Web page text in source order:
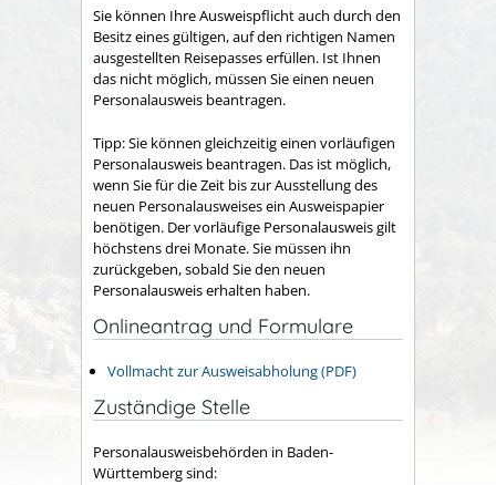
Sie können Ihre Ausweispflicht auch durch den
Besitz eines gültigen, auf den richtigen Namen
ausgestellten Reisepasses erfüllen. Ist Ihnen
das nicht möglich, müssen Sie einen neuen
Personalausweis beantragen.
Tipp:Sie können gleichzeitig einen vorläufigen
Personalausweis beantragen. Das ist möglich,
wenn Sie für die Zeit bis zur Ausstellung des
neuen Personalausweises ein Ausweispapier
benötigen. Der vorläufige Personalausweis gilt
höchstens drei Monate. Sie müssen ihn
zurückgeben, sobald Sie den neuen
Personalausweis erhalten haben.
Onlineantrag und Formulare
Vollmacht zur Ausweisabholung (PDF)
Zuständige Stelle
Personalausweisbehörden in Baden-
Württemberg sind: